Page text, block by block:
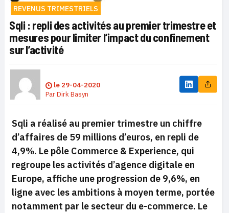
REVENUS TRIMESTRIELS
Sqli : repli des activités au premier trimestre et
mesures pour limiter l’impact du confinement
sur l’activité
le 29-04-2020
ParDirk Basyn
Sqli a réalisé au premier trimestre un chiffre
d’affaires de 59 millions d’euros, en repli de
4,9%. Le pôle Commerce & Experience, qui
regroupe les activités d’agence digitale en
Europe, affiche une progression de 9,6%, en
ligne avec les ambitions à moyen terme, portée
notamment par le secteur du e-commerce. Le